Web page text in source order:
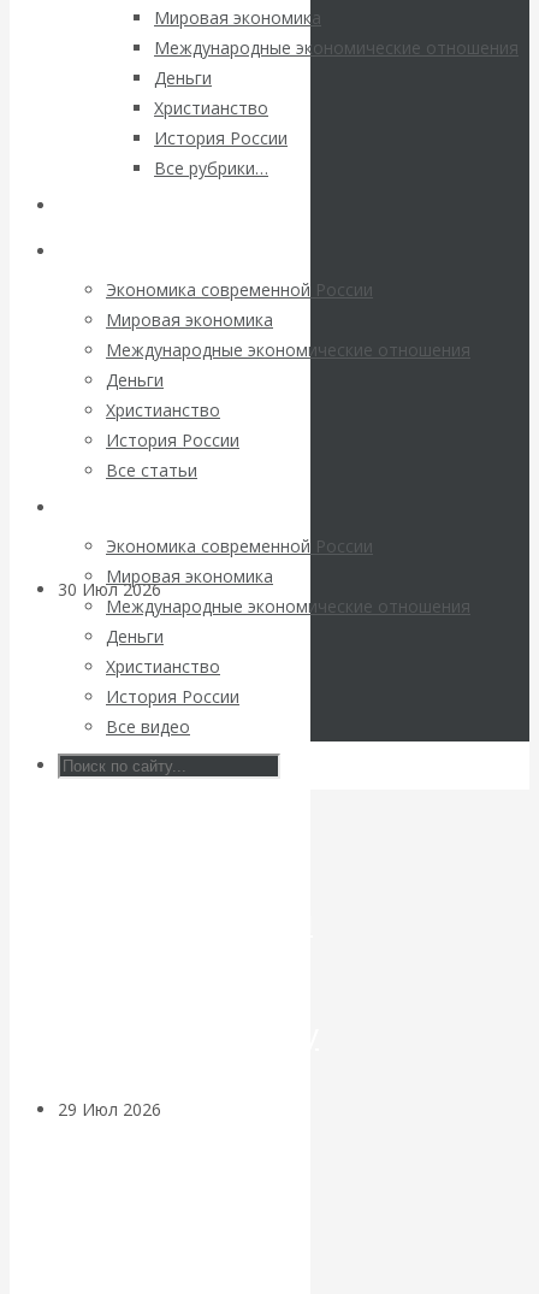
Мировая экономика
Международные экономические отношения
Деньги
Христианство
История России
Все рубрики…
Экономика современной России
Мировая экономика
Международные экономические отношения
Деньги
Христианство
История России
Все статьи
Экономика современной России
Мировая экономика
Международные экономические отношения
Деньги
Христианство
История России
Все видео
Валентин
Катасонов. Кто
определяет
финансовых
рынках?
Минфины хотят
быть главнее
30 Июл 2026Цифровая
экономика
Валентин
Катасонов.
29 Июл 2026